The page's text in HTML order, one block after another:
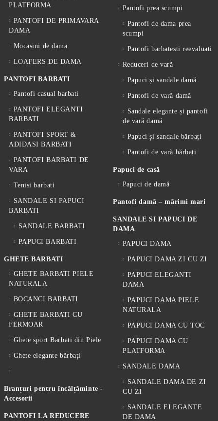
PLATFORMA
PANTOFI DE PRIMAVARA
DAMA
Mocasini de dama
LOAFERS DE DAMA
PANTOFI BARBATI
Pantofi casual barbati
PANTOFI ELEGANTI
BARBATI
PANTOFI SPORT &
ADIDASI BARBATI
PANTOFI BARBATI DE
VARA
Tenisi barbati
SANDALE SI PAPUCI
BARBATI
SANDALE BARBATI
PAPUCI BARBATI
GHETE BARBATI
GHETE BARBATI PIELE
NATURALA
BOCANCI BARBATI
GHETE BARBATI CU
FERMOAR
Ghete sport Barbati din Piele
Ghete elegante bărbați
Branțuri pentru încălțăminte -
Accesorii
PANTOFI LA REDUCERE
Pantofi prea scumpi
Pantofi de dama prea
scumpi
Pantofi barbatesti reevaluati
Reduceri de vară
Papuci și sandale damă
Pantofi de vară damă
Sandale elegante și pantofi
de vară damă
Papuci și sandale bărbați
Pantofi de vară bărbați
Papuci de casă
Papuci de damă
Pantofi damă – mărimi mari
SANDALE SI PAPUCI DE
DAMA
PAPUCI DAMA
PAPUCI DAMA ZI CU ZI
PAPUCI ELEGANTI
DAMA
PAPUCI DAMA PIELE
NATURALA
PAPUCI DAMA CU TOC
PAPUCI DAMA CU
PLATFORMA
SANDALE DAMA
SANDALE DAMA DE ZI
CU ZI
SANDALE ELEGANTE
DE DAMA